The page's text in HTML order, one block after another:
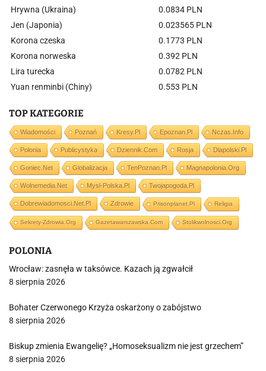
Hrywna (Ukraina)
0.0834 PLN
Jen (Japonia)
0.023565 PLN
Korona czeska
0.1773 PLN
Korona norweska
0.392 PLN
Lira turecka
0.0782 PLN
Yuan renminbi (Chiny)
0.553 PLN
TOP KATEGORIE
Wiadomości Poznań Kresy.pl Epoznan.pl Nczas.info
Polonia Publicystyka Dziennik.com Rosja Dlapolski.pl
Goniec.net Globalizacja TenPoznan.pl Magnapolonia.org
Wolnemedia.net Mysl-Polska.pl Twojapogoda.pl
Dobrewiadomosci.net.pl Zdrowie Prisonplanet.pl Religia
Sekrety-Zdrowia.org Gazetawarszawska.com Stolikwolnosci.org
POLONIA
Wrocław: zasnęła w taksówce. Kazach ją zgwałcił
8 sierpnia 2026
Bohater Czerwonego Krzyża oskarżony o zabójstwo
8 sierpnia 2026
Biskup zmienia Ewangelię? „Homoseksualizm nie jest grzechem”
8 sierpnia 2026